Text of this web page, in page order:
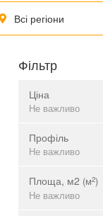
Всі регіони
Фільтр
Ціна
Не важливо
грн.
Не важливо
Профіль
Не важливо
АЗС
Площа, м2 (м2)
Не важливо